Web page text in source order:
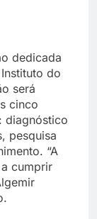
dedicada
do
será
cinco
diagnóstico
pesquisa
“A
cumprir